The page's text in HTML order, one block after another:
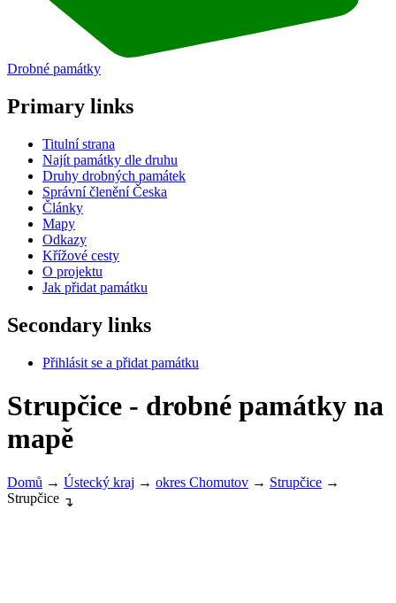
Drobné památky
Primary links
Titulní strana
Najít památky dle druhu
Druhy drobných památek
Správní členění Česka
Články
Mapy
Odkazy
Křížové cesty
O projektu
Jak přidat památku
Secondary links
Přihlásit se a přidat památku
Strupčice - drobné památky na
mapě
Domů → Ústecký kraj → okres Chomutov → Strupčice →
Strupčice ↴